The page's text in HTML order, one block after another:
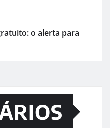
o alerta para